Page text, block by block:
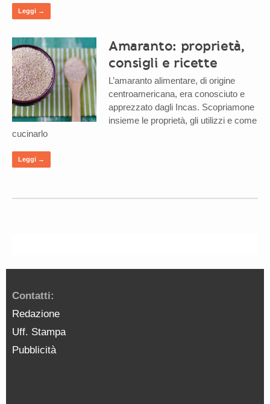
Leggi →
Amaranto: proprietà,
consigli e ricette
L’amaranto alimentare, di origine
centroamericana, era conosciuto e
apprezzato dagli Incas. Scopriamone
insieme le proprietà, gli utilizzi e come
cucinarlo
Leggi →
Contatti:
Redazione
Uff. Stampa
Pubblicità